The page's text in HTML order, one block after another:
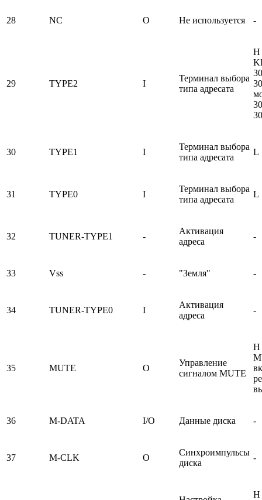
28 NC O Не используется -
29 TYPE2 I
Терминал выбора
типа адресата
H
30 TYPE1 I
Терминал выбора
типа адресата
L
31 TYPE0 I
Терминал выбора
типа адресата
L
32 TUNER-TYPE1 -
Активация
адреса
-
33 Vss - "Земля" -
34 TUNER-TYPE0 I
Активация
адреса
-
35 MUTE O
Управление
сигналом MUTE
H
36 M-DATA I/O Данные диска -
37 M-CLK O
Синхроимпульсы
диска
-
H